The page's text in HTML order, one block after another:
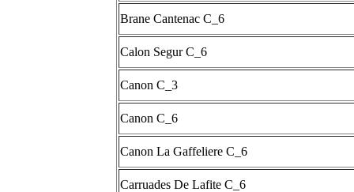
Brane Cantenac C_6
Calon Segur C_6
Canon C_3
Canon C_6
Canon La Gaffeliere C_6
Carruades De Lafite C_6